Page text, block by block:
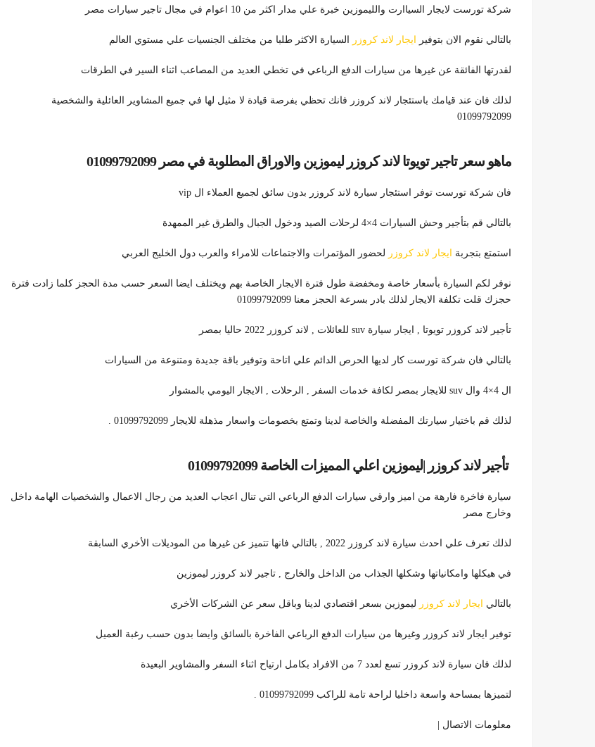
شركة تورست لايجار السياارت والليموزين خبرة علي مدار اكثر من 10 اعوام في مجال تاجير سيارات مصر
بالتالي نقوم الان بتوفير ايجار لاند كروزر السيارة الاكثر طلبا من مختلف الجنسيات علي مستوي العالم
لقدرتها الفائقة عن غيرها من سيارات الدفع الرباعي في تخطي العديد من المصاعب اثناء السير في الطرقات
لذلك فان عند قيامك باستئجار لاند كروزر فانك تحظي بفرصة قيادة لا مثيل لها في جميع المشاوير العائلية والشخصية
01099792099
ماهو سعر تاجير تويوتا لاند كروزر ليموزين والاوراق المطلوبة في مصر 01099792099
فان شركة تورست توفر استئجار سيارة لاند كروزر بدون سائق لجميع العملاء ال vip
بالتالي قم بتأجير وحش السيارات 4×4 لرحلات الصيد ودخول الجبال والطرق غير الممهدة
استمتع بتجربة ايجار لاند كروزر لحضور المؤتمرات والاجتماعات للامراء والعرب دول الخليج العربي
نوفر لكم السيارة بأسعار خاصة ومخفضة طول فترة الايجار الخاصة بهم ويختلف ايضا السعر حسب مدة الحجز كلما زادت فترة
حجزك قلت تكلفة الايجار لذلك بادر بسرعة الحجز معنا 01099792099
تأجير لاند كروزر تويوتا , ايجار سيارة suv للعائلات , لاند كروزر 2022 حاليا بمصر
بالتالي فان شركة تورست كار لديها الحرص الدائم علي اتاحة وتوفير باقة جديدة ومتنوعة من السيارات
ال 4×4 وال suv للايجار بمصر لكافة خدمات السفر , الرحلات , الايجار اليومي بالمشوار
لذلك قم باختيار سيارتك المفضلة والخاصة لدينا وتمتع بخصومات واسعار مذهلة للايجار 01099792099 .
تأجير لاند كروزر |ليموزين اعلي المميزات الخاصة 01099792099
سيارة فاخرة فارهة من اميز وارقي سيارات الدفع الرباعي التي تنال اعجاب العديد من رجال الاعمال والشخصيات الهامة داخل
وخارج مصر
لذلك تعرف علي احدث سيارة لاند كروزر 2022 , بالتالي فانها تتميز عن غيرها من الموديلات الأخري السابقة
في هيكلها وامكانياتها وشكلها الجذاب من الداخل والخارج , تاجير لاند كروزر ليموزين
بالتالي ايجار لاند كروزر ليموزين بسعر اقتصادي لدينا وباقل سعر عن الشركات الأخري
توفير ايجار لاند كروزر وغيرها من سيارات الدفع الرباعي الفاخرة بالسائق وايضا بدون حسب رغبة العميل
لذلك فان سيارة لاند كروزر تسع لعدد 7 من الافراد بكامل ارتياح اثناء السفر والمشاوير البعيدة
لتميزها بمساحة واسعة داخليا لراحة تامة للراكب 01099792099 .
معلومات الاتصال |